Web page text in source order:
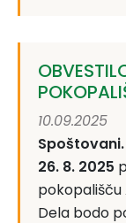
10.09.2025
Spoštovani.
26. 8. 2025
pokopališču
Dela bodo